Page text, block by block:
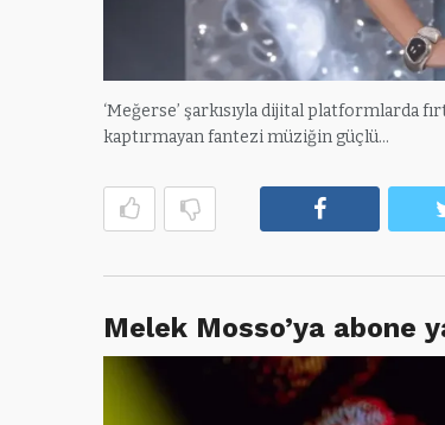
‘Meğerse’ şarkısıyla dijital platformlarda
kaptırmayan fantezi müziğin güçlü…
Melek Mosso’ya abone